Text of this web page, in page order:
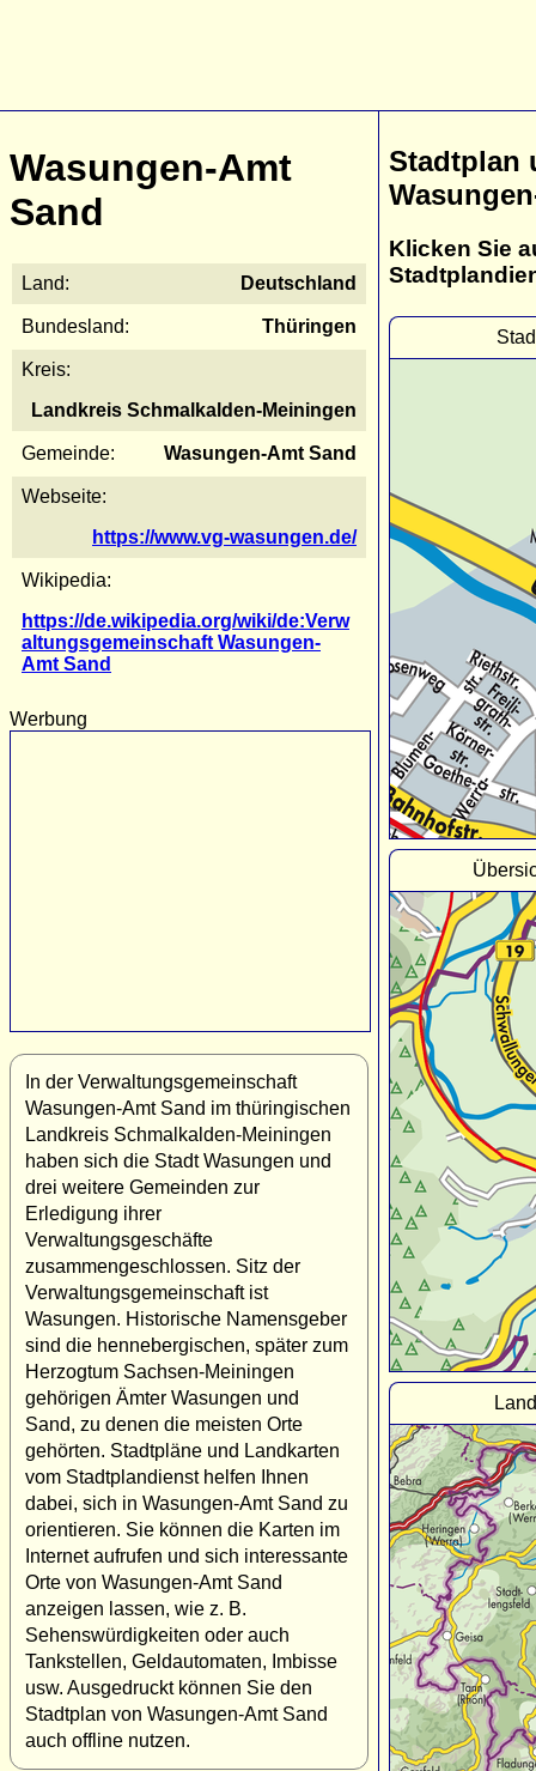
Wasungen-Amt
Sand
Land: Deutschland
Bundesland: Thüringen
Kreis:
Landkreis Schmalkalden-Meiningen
Gemeinde: Wasungen-Amt Sand
Webseite:
https://www.vg-wasungen.de/
Wikipedia:
https://de.wikipedia.org/wiki/de:Verw
altungsgemeinschaft Wasungen-
Amt Sand
Werbung
In der Verwaltungsgemeinschaft
Wasungen-Amt Sand im thüringischen
Landkreis Schmalkalden-Meiningen
haben sich die Stadt Wasungen und
drei weitere Gemeinden zur
Erledigung ihrer
Verwaltungsgeschäfte
zusammengeschlossen. Sitz der
Verwaltungsgemeinschaft ist
Wasungen. Historische Namensgeber
sind die hennebergischen, später zum
Herzogtum Sachsen-Meiningen
gehörigen Ämter Wasungen und
Sand, zu denen die meisten Orte
gehörten. Stadtpläne und Landkarten
vom Stadtplandienst helfen Ihnen
dabei, sich in Wasungen-Amt Sand zu
orientieren. Sie können die Karten im
Internet aufrufen und sich interessante
Orte von Wasungen-Amt Sand
anzeigen lassen, wie z. B.
Sehenswürdigkeiten oder auch
Tankstellen, Geldautomaten, Imbisse
usw. Ausgedruckt können Sie den
Stadtplan von Wasungen-Amt Sand
auch offline nutzen.
Stadtplan
Klicken Sie